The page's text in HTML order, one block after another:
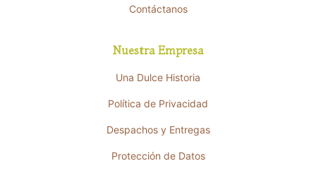
Contáctanos
Nuestra Empresa
Una Dulce Historia
Política de Privacidad
Despachos y Entregas
Protección de Datos